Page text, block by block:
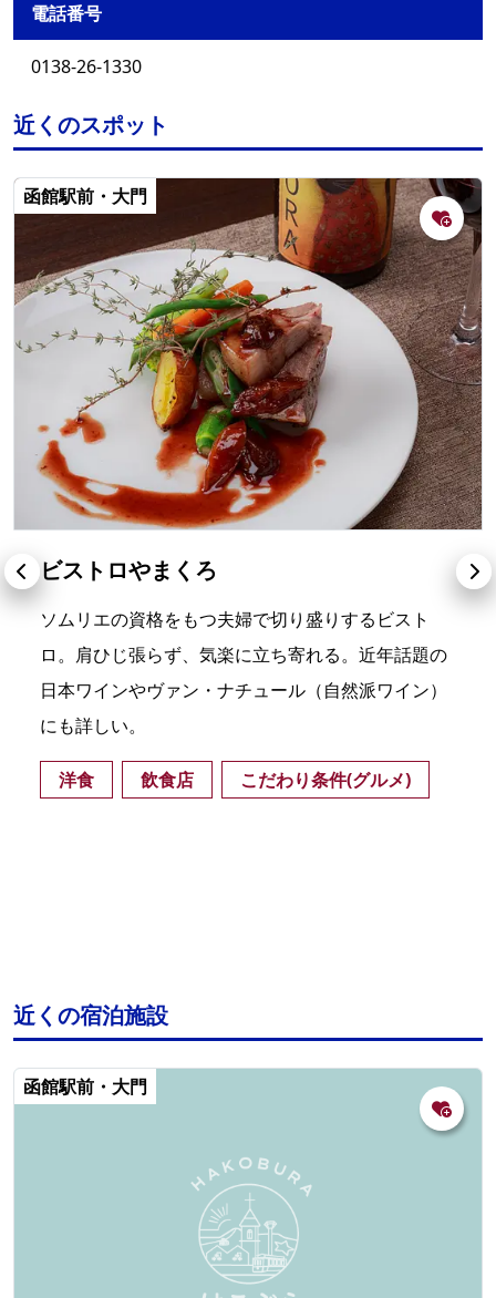
電話番号
0138-26-1330
近くのスポット
函館駅前・大門
ビストロやまくろ
ソムリエの資格をもつ夫婦で切り盛りするビスト
ロ。肩ひじ張らず、気楽に立ち寄れる。近年話題の
日本ワインやヴァン・ナチュール（自然派ワイン）
にも詳しい。
洋食 飲食店 こだわり条件(グルメ)
近くの宿泊施設
函館駅前・大門